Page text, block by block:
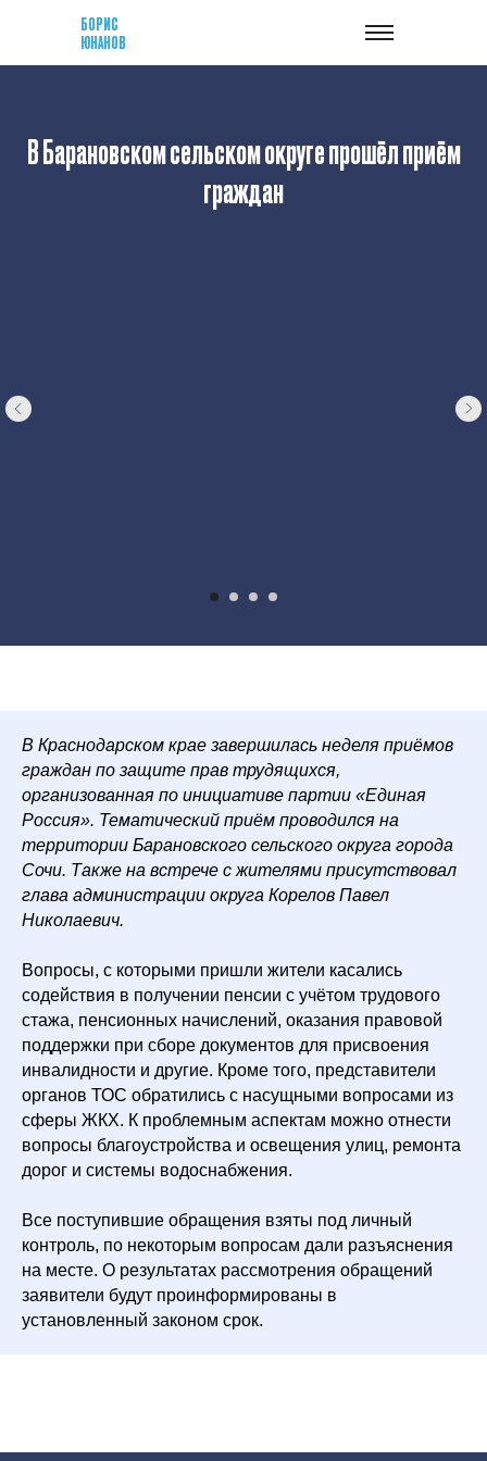
БОРИС
ЮНАНОВ
В Барановском сельском округе прошёл приём
граждан
В Краснодарском крае завершилась неделя приёмов
граждан по защите прав трудящихся,
организованная по инициативе партии «Единая
Россия». Тематический приём проводился на
территории Барановского сельского округа города
Сочи. Также на встрече с жителями присутствовал
глава администрации округа Корелов Павел
Николаевич.
Вопросы, с которыми пришли жители касались
содействия в получении пенсии с учётом трудового
стажа, пенсионных начислений, оказания правовой
поддержки при сборе документов для присвоения
инвалидности и другие. Кроме того, представители
органов ТОС обратились с насущными вопросами из
сферы ЖКХ. К проблемным аспектам можно отнести
вопросы благоустройства и освещения улиц, ремонта
дорог и системы водоснабжения.
Все поступившие обращения взяты под личный
контроль, по некоторым вопросам дали разъяснения
на месте. О результатах рассмотрения обращений
заявители будут проинформированы в
установленный законом срок.